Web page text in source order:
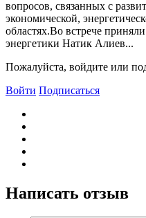
вопросов, связанных с
экономической,
областях.Во встрече
энергетики Натик Алиев...
Пожалуйста, войдите или
Войти Подписаться
Написать отзыв